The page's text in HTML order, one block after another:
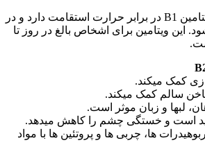
ویتامین B2 بر خلاف ویتامین B1 در برابر حرارت استقامت دارد و در
این ویتامین برای اشخاص بالغ در روز تا
کمک میکند.
سالم کمک میکند.
لبها و زبان موثر است.
است و خستگی چشم را کاهش میدهد.
ها، چربی ها و پروتئین ها با مواد